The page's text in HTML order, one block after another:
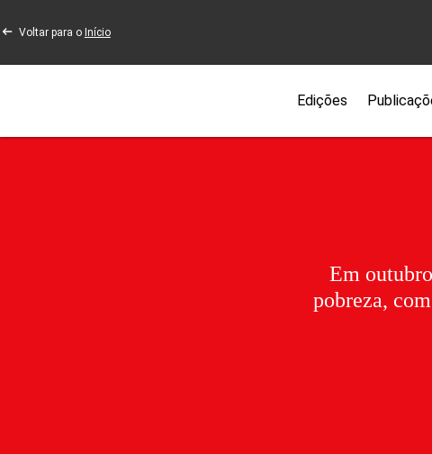
Voltar para o Início
Edições
Em
pobreza,